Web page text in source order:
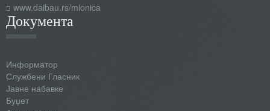
www.daibau.rs/mionica
Документа
Информатор
Службени Гласник
Јавне набавке
Буџет